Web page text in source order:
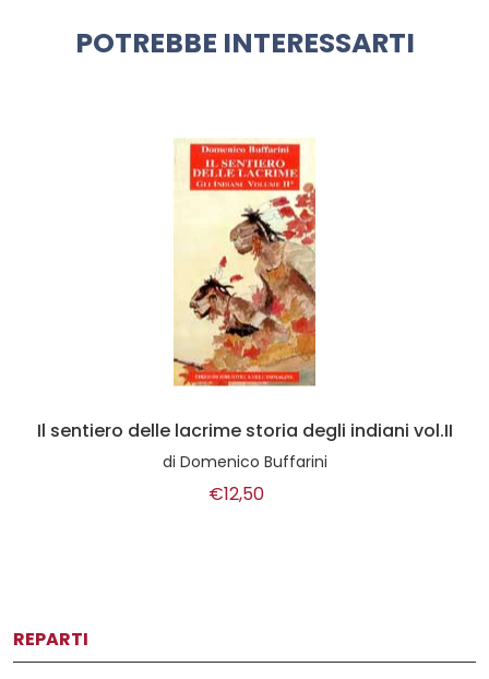
POTREBBE INTERESSARTI
Il sentiero delle lacrime storia degli indiani vol.II
di Domenico Buffarini
€12,50
REPARTI